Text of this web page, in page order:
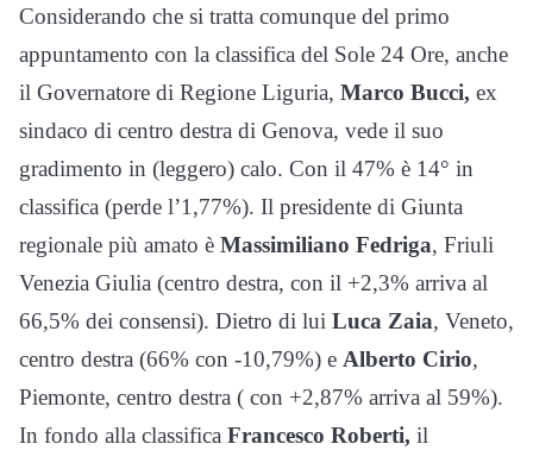
Considerando che si tratta comunque del primo
appuntamento con la classifica del Sole 24 Ore, anche
il Governatore di Regione Liguria, Marco Bucci, ex
sindaco di centro destra di Genova, vede il suo
gradimento in (leggero) calo. Con il 47% è 14° in
classifica (perde l’1,77%). Il presidente di Giunta
regionale più amato è Massimiliano Fedriga, Friuli
Venezia Giulia (centro destra, con il +2,3% arriva al
66,5% dei consensi). Dietro di lui Luca Zaia, Veneto,
centro destra (66% con -10,79%) e Alberto Cirio,
Piemonte, centro destra ( con +2,87% arriva al 59%).
In fondo alla classifica Francesco Roberti, il